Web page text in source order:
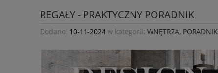
REGAŁY - PRAKTYCZNY PORADNIK
Dodano: 10-11-2024 w kategorii: WNĘTRZA, PORADNIK